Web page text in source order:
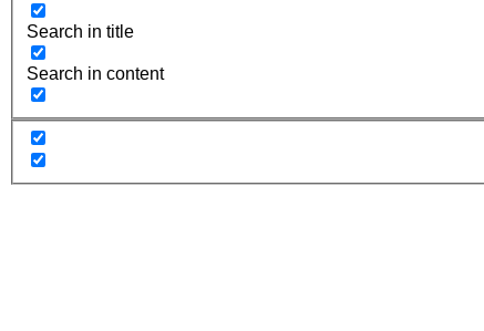
Search in title
Search in content